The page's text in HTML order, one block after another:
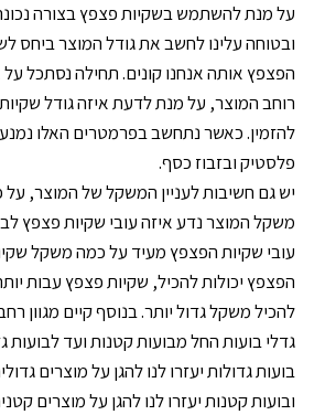
על מנת להשתמש בשקיות פצפץ בצורה
ובטוחה עלינו לחשב את גודל המוצר ביחס
הפצפץ אותה אנחנו קונים. תחילה נסתכל על
רוחב המוצר, על מנת לדעת איזה גודל שקיות
להזמין. כאשר נתחשב בפרמטרים האלו נמנע
פלסטיק ובזבוז כסף.
יש גם חשיבות לעניין המשקל של המוצר, על
משקל המוצר נדע איזה עובי שקיות פצפץ
עובי שקיות הפצפץ מעיד על כמה משקל
הפצפץ יכולות להכיל, שקיות פצפץ עבות
להכיל משקל גדול יותר. בנוסף קיים מגוון
גדלי בועות החל מבועות קטנות ועד לבועות
בועות גדולות יעזרו לנו להגן על מוצרים
ובועות קטנות יעזרו לנו להגן על מוצרים